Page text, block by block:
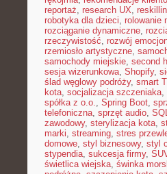
reportaż, research UX,
robotyka dla dzieci, rolowanie
rozciąganie dynamiczne,
rzeczywistość, rozwój
rzemiosło artystyczne,
samochody miejskie, second
sesja wizerunkowa, Shopify,
ślad węglowy podróży, smart
kota, socjalizacja szczeniaka,
spółka z o.o., Spring Boot,
telefoniczna, sprzęt audio,
zawodowy, sterylizacja kota,
marki, streaming, stres
domowe, styl biznesowy, styl
stypendia, sukcesja firmy,
świetlica wiejska, świnka